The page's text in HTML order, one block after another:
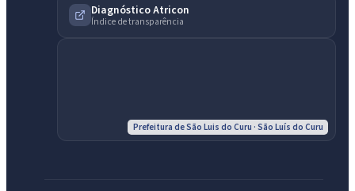
Diagnóstico Atricon
Índice de transparência
Prefeitura de São Luis do Curu · São Luís do Curu
Assistente do Portal